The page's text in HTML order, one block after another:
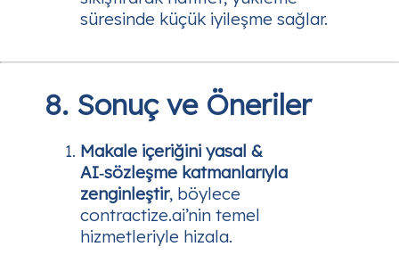
süresinde küçük iyileşme sağlar.
8. Sonuç ve Öneriler
Makale içeriğini yasal &
AI‑sözleşme katmanlarıyla
zenginleştir, böylece
contractize.ai’nin temel
hizmetleriyle hizala.